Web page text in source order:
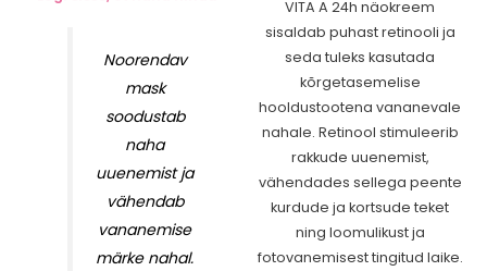
Noorendav
mask
soodustab
naha
uuenemist ja
vähendab
vananemise
märke nahal.
VITA A 24h näokreem
sisaldab puhast retinooli ja
seda tuleks kasutada
kõrgetasemelise
hooldustootena vananevale
nahale. Retinool stimuleerib
rakkude uuenemist,
vähendades sellega peente
kurdude ja kortsude teket
ning loomulikust ja
fotovanemisest tingitud laike.